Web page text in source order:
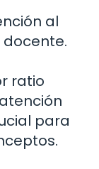
al
ratio
para